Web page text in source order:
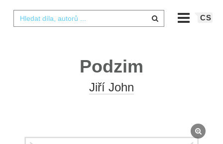
CS
Podzim
Jiří John